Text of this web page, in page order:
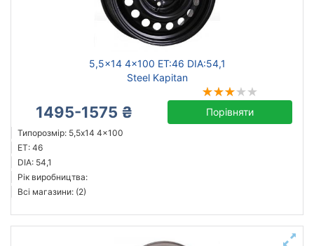
5,5x14 4x100 ET:46 DIA:54,1
Steel Kapitan
1495-1575 ₴ Порівняти
Типорозмір: 5,5x14 4x100
ET: 46
DIA: 54,1
Рік виробництва:
Всі магазини: (2)